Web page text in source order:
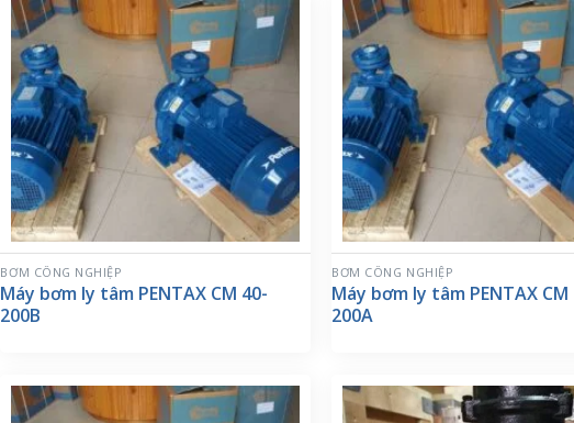
BƠM CÔNG NGHIỆP
Máy bơm ly tâm PENTAX CM 40-
200B
BƠM CÔNG NGHIỆP
Máy bơm ly tâm PENTAX CM
200A